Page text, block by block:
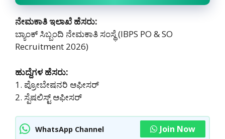
ನೇಮಕಾತಿ ಇಲಾಖೆ ಹೆಸರು:
ಬ್ಯಾಂಕ್ ಸಿಬ್ಬಂದಿ ನೇಮಕಾತಿ ಸಂಸ್ಥೆ (IBPS PO & SO
Recruitment 2026)
ಹುದ್ದೆಗಳ ಹೆಸರು:
1. ಪ್ರೋಬೇಷನರಿ ಆಫೀಸರ್
2. ಸ್ಪೆಷಲಿಸ್ಟ್ ಆಫೀಸರ್
WhatsApp Channel Join Now